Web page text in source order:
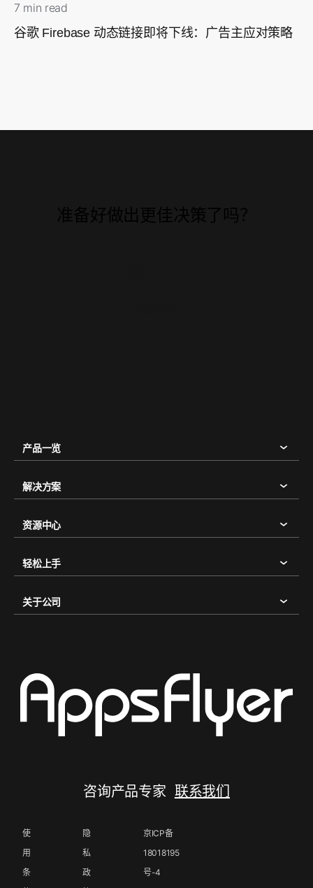
7 min read
谷歌 Firebase 动态链接即将下线：广告主应对策略
产品一览
解决方案
资源中心
轻松上手
关于公司
咨询产品专家 联系我们
使
用
条
隐
私
政
京ICP备
18018195
号-4